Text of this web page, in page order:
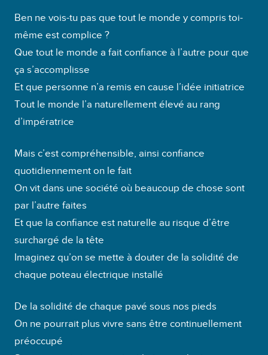
Ben ne vois-tu pas que tout le monde y compris toi-
même est complice ?
Que tout le monde a fait confiance à l’autre pour que
ça s’accomplisse
Et que personne n’a remis en cause l’idée initiatrice
Tout le monde l’a naturellement élevé au rang
d’impératrice
Mais c’est compréhensible, ainsi confiance
quotidiennement on le fait
On vit dans une société où beaucoup de chose sont
par l’autre faites
Et que la confiance est naturelle au risque d’être
surchargé de la tête
Imaginez qu’on se mette à douter de la solidité de
chaque poteau électrique installé
De la solidité de chaque pavé sous nos pieds
On ne pourrait plus vivre sans être continuellement
préoccupé